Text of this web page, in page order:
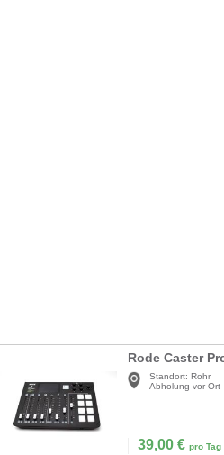
Standort: Rohr
Abholung vor Ort
39,00 € pro Tag